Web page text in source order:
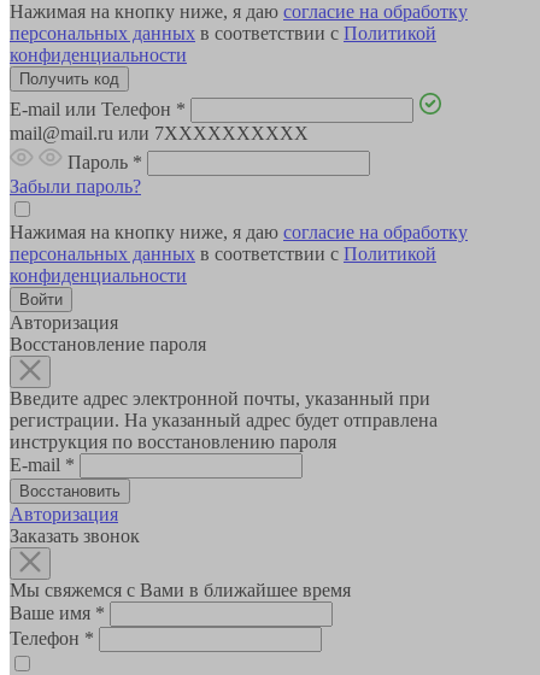
Нажимая на кнопку ниже, я даю согласие на обработку
персональных данных в соответствии с Политикой
конфиденциальности
E-mail или Телефон *
mail@mail.ru или 7XXXXXXXXXX
Пароль *
Забыли пароль?
Нажимая на кнопку ниже, я даю согласие на обработку
персональных данных в соответствии с Политикой
конфиденциальности
Авторизация
Восстановление пароля
Введите адрес электронной почты, указанный при
регистрации. На указанный адрес будет отправлена
инструкция по восстановлению пароля
E-mail *
Авторизация
Заказать звонок
Мы свяжемся с Вами в ближайшее время
Ваше имя *
Телефон *